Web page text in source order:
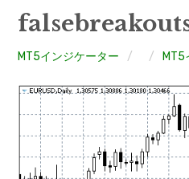
MT4EAﾀﾞｳﾝﾛｰﾄﾞ
MT5EAﾀﾞｳﾝﾛｰﾄﾞ
MT4インジケーター
mqファイルをexファイルにす
MT5インジケーター MT5